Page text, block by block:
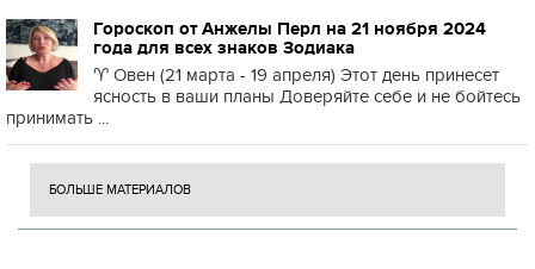
Гороскоп от Анжелы Перл на 21 ноября 2024
года для всех знаков Зодиака
♈️ Овен (21 марта - 19 апреля) Этот день принесет
ясность в ваши планы Доверяйте себе и не бойтесь
принимать ...
БОЛЬШЕ МАТЕРИАЛОВ